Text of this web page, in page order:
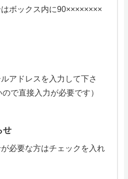
ボックス内に90××××××××
アドレスを入力して下さ
で直接入力が必要です）
せ
必要な方はチェックを入れ